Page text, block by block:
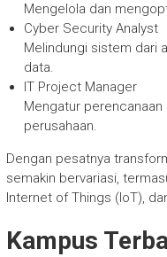
Mengelola dan
Cyber Security Analyst
Melindungi sistem dari
data.
IT Project Manager
Mengatur
perusahaan.
Dengan pesatnya
semakin bervariasi,
Internet of Things (IoT),
Kampus